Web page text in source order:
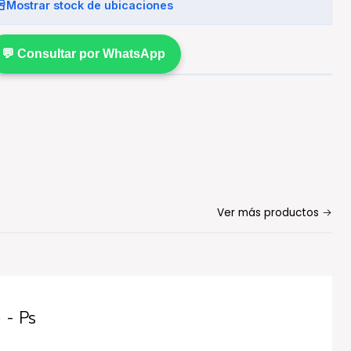
Mostrar stock de ubicaciones
💬 Consultar por WhatsApp
Ver más productos
Ps